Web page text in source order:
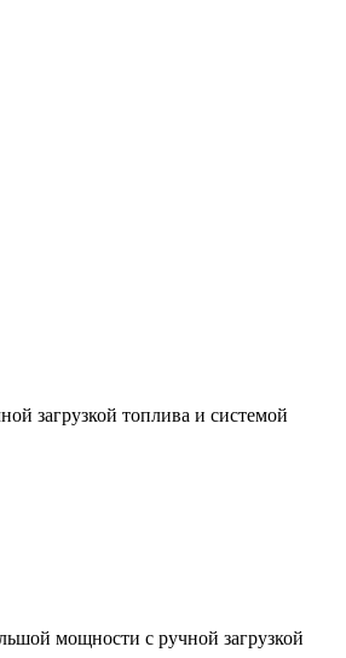
загрузкой топлива и системой
мощности с ручной загрузкой